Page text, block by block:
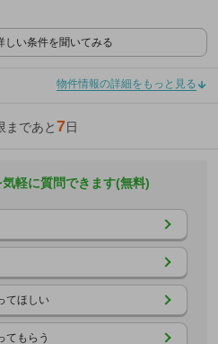
しい条件を聞いてみる
物件情報の詳細をもっと見る
まであと7日
軽に質問できます(無料)
てほしい
てもらう